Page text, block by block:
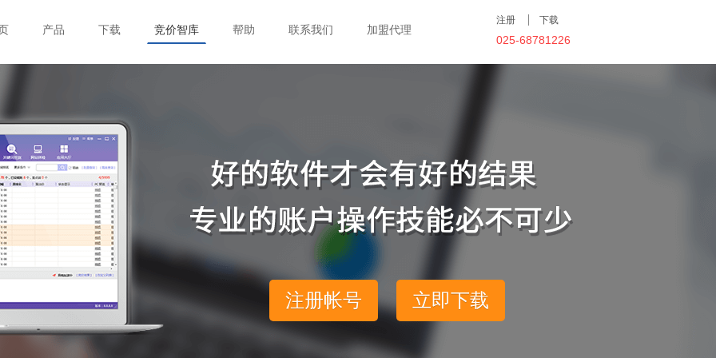
产品 下载 竞价智库 帮助 联系我们 加盟代理
注册 下载
025-68781226
注册帐号 立即下载